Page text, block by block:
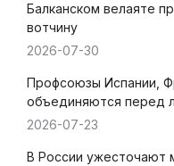
Балканском велаяте
вотчину
2026-07-30
Профсоюзы Испании,
объединяются перед
2026-07-23
В России ужесточают